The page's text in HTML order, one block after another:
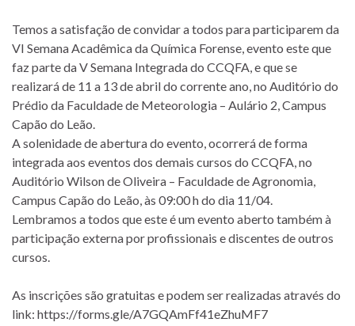
Temos a satisfação de convidar a todos para participarem da
VI Semana Acadêmica da Química Forense, evento este que
faz parte da V Semana Integrada do CCQFA, e que se
realizará de 11 a 13 de abril do corrente ano, no Auditório do
Prédio da Faculdade de Meteorologia – Aulário 2, Campus
Capão do Leão.
A solenidade de abertura do evento, ocorrerá de forma
integrada aos eventos dos demais cursos do CCQFA, no
Auditório Wilson de Oliveira – Faculdade de Agronomia,
Campus Capão do Leão, às 09:00 h do dia 11/04.
Lembramos a todos que este é um evento aberto também à
participação externa por profissionais e discentes de outros
cursos.
As inscrições são gratuitas e podem ser realizadas através do
link: https://forms.gle/A7GQAmFf41eZhuMF7